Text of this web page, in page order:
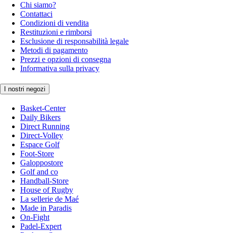
Chi siamo?
Contattaci
Condizioni di vendita
Restituzioni e rimborsi
Esclusione di responsabilità legale
Metodi di pagamento
Prezzi e opzioni di consegna
Informativa sulla privacy
I nostri negozi
Basket-Center
Daily Bikers
Direct Running
Direct-Volley
Espace Golf
Foot-Store
Galoppostore
Golf and co
Handball-Store
House of Rugby
La sellerie de Maé
Made in Paradis
On-Fight
Padel-Expert